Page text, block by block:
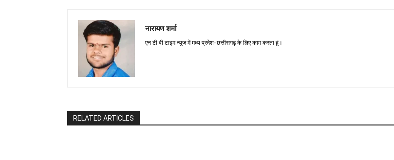
नारायण शर्मा
एन टी वी टाइम न्यूज में मध्य प्रदेश-छत्तीसगढ़ के लिए काम करता हूं।
RELATED ARTICLES